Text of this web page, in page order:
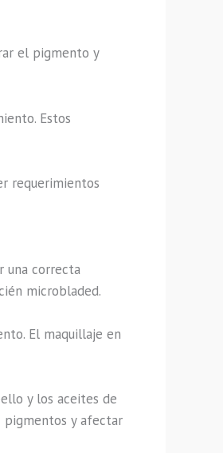
el pigmento y
Estos
requerimientos
una correcta
microbladed.
El maquillaje en
y los aceites de
pigmentos y afectar